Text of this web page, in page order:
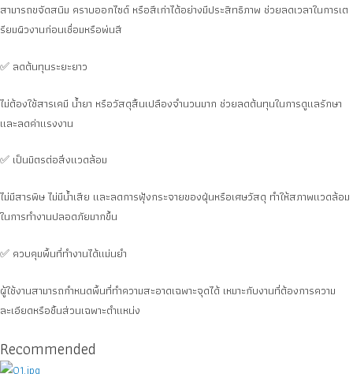
สามารถขจัดสนิม คราบออกไซด์ หรือสีเก่าได้อย่างมีประสิทธิภาพ ช่วยลดเวลาในการเต
รียมผิวงานก่อนเชื่อมหรือพ่นสี
✅ ลดต้นทุนระยะยาว
ไม่ต้องใช้สารเคมี น้ำยา หรือวัสดุสิ้นเปลืองจำนวนมาก ช่วยลดต้นทุนในการดูแลรักษา
และลดค่าแรงงาน
✅ เป็นมิตรต่อสิ่งแวดล้อม
ไม่มีสารพิษ ไม่มีน้ำเสีย และลดการฟุ้งกระจายของฝุ่นหรือเศษวัสดุ ทำให้สภาพแวดล้อม
ในการทำงานปลอดภัยมากขึ้น
✅ ควบคุมพื้นที่ทำงานได้แม่นยำ
ผู้ใช้งานสามารถกำหนดพื้นที่ทำความสะอาดเฉพาะจุดได้ เหมาะกับงานที่ต้องการความ
ละเอียดหรือชิ้นส่วนเฉพาะตำแหน่ง
Recommended